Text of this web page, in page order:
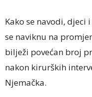
Kako se navodi,
se naviknu na
bilježi povećan broj
nakon kirurških
Njemačka.